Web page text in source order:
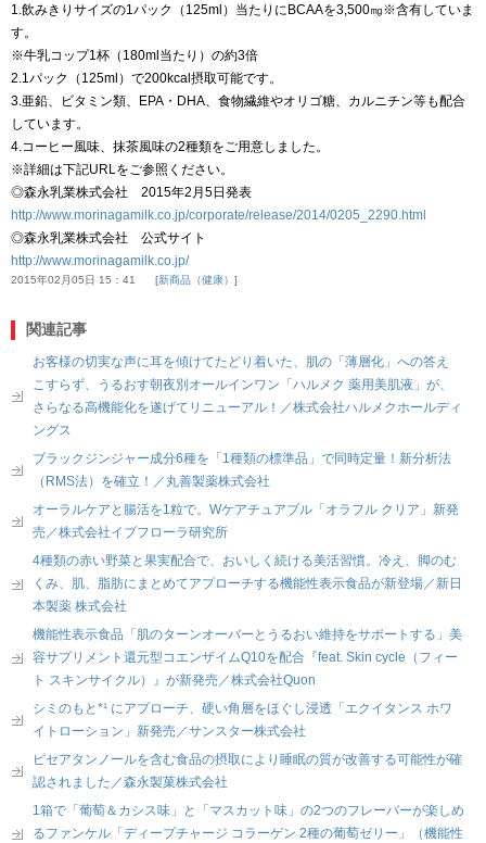
1.飲みきりサイズの1パック（125ml）当たりにBCAAを3,500㎎※含有していま
す。
※牛乳コップ1杯（180ml当たり）の約3倍
2.1パック（125ml）で200kcal摂取可能です。
3.亜鉛、ビタミン類、EPA・DHA、食物繊維やオリゴ糖、カルニチン等も配合
しています。
4.コーヒー風味、抹茶風味の2種類をご用意しました。
※詳細は下記URLをご参照ください。
◎森永乳業株式会社 2015年2月5日発表
http://www.morinagamilk.co.jp/corporate/release/2014/0205_2290.html
◎森永乳業株式会社 公式サイト
http://www.morinagamilk.co.jp/
2015年02月05日 15：41 新商品（健康）
関連記事
お客様の切実な声に耳を傾けてたどり着いた、肌の「薄層化」への答え
こすらず、うるおす朝夜別オールインワン「ハルメク 薬用美肌液」が、
さらなる高機能化を遂げてリニューアル！／株式会社ハルメクホールディ
ングス
ブラックジンジャー成分6種を「1種類の標準品」で同時定量！新分析法
（RMS法）を確立！／丸善製薬株式会社
オーラルケアと腸活を1粒で。Wケアチュアブル「オラフル クリア」新発
売／株式会社イブフローラ研究所
4種類の赤い野菜と果実配合で、おいしく続ける美活習慣。冷え、脚のむ
くみ、肌、脂肪にまとめてアプローチする機能性表示食品が新登場／新日
本製薬 株式会社
機能性表示食品「肌のターンオーバーとうるおい維持をサポートする」美
容サプリメント還元型コエンザイムQ10を配合『feat. Skin cycle（フィー
ト スキンサイクル）』が新発売／株式会社Quon
シミのもと*¹ にアプローチ、硬い角層をほぐし浸透「エクイタンス ホワ
イトローション」新発売／サンスター株式会社
ピセアタンノールを含む食品の摂取により睡眠の質が改善する可能性が確
認されました／森永製菓株式会社
1箱で「葡萄＆カシス味」と「マスカット味」の2つのフレーバーが楽しめ
るファンケル「ディープチャージ コラーゲン 2種の葡萄ゼリー」（機能性